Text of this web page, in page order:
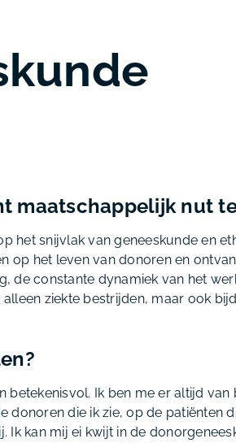
maatschappelijk nut
het snijvlak van geneeskunde en
op het leven van donoren en
de constante dynamiek van het
ziekte bestrijden, maar ook
betekenisvol. Ik ben me er altijd
donoren die ik zie, op de patiënten
Ik kan mij ei kwijt in de